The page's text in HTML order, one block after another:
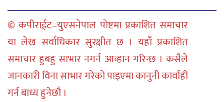
© कपीराईट–युएसनेपाल पोष्टमा प्रकाशित समाचार
या लेख सर्वाधिकार सुरक्षीत छ । यहाँ प्रकाशित
समाचार हुबहु साभार नगर्न आव्हान गरिन्छ । कसैले
जानकारी विना साभार गरेको पाइएमा कानुनी कार्वाही
गर्न बाध्य हुनेछौ ।